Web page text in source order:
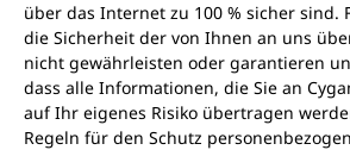
über das Internet zu 100 % sicher sind.
die Sicherheit der von Ihnen an uns
nicht gewährleisten oder garantieren
dass alle Informationen, die Sie an
auf Ihr eigenes Risiko übertragen
Regeln für den Schutz